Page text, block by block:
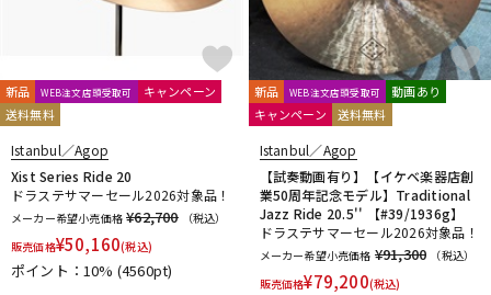
新品 WEB注文店頭受取可
キャンペーン
送料無料
Istanbul／Agop
Xist Series Ride 20
ドラステサマーセール2026対象品！
メーカー希望小売価格 ¥62,700
（税込）
販売価格¥50,160(税込)
ポイント：10% (4560pt)
新品 WEB注文店頭受取可
動画あり
キャンペーン
送料無料
Istanbul／Agop
【試奏動画有り】【イケベ楽器店創
業50周年記念モデル】Traditional
Jazz Ride 20.5'' 【#39/1936g】
ドラステサマーセール2026対象品！
メーカー希望小売価格 ¥91,300
（税込）
販売価格¥79,200(税込)